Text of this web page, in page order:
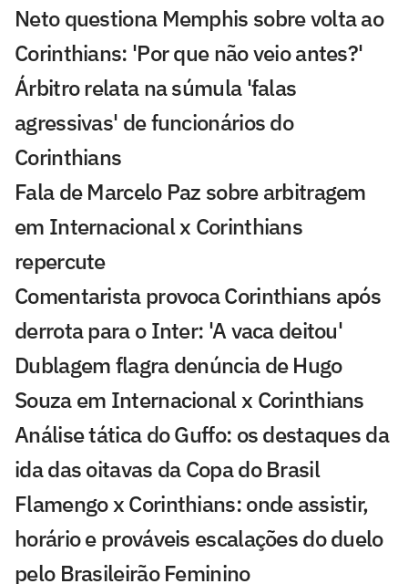
Neto questiona Memphis sobre volta ao
Corinthians: 'Por que não veio antes?'
Árbitro relata na súmula 'falas
agressivas' de funcionários do
Corinthians
Fala de Marcelo Paz sobre arbitragem
em Internacional x Corinthians
repercute
Comentarista provoca Corinthians após
derrota para o Inter: 'A vaca deitou'
Dublagem flagra denúncia de Hugo
Souza em Internacional x Corinthians
Análise tática do Guffo: os destaques da
ida das oitavas da Copa do Brasil
Flamengo x Corinthians: onde assistir,
horário e prováveis escalações do duelo
pelo Brasileirão Feminino